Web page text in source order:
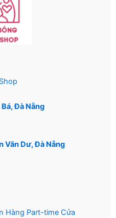
Đà Nẵng
Văn Dư, Đà Nẵng
Hàng Part-time Cửa